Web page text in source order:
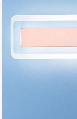
gallery